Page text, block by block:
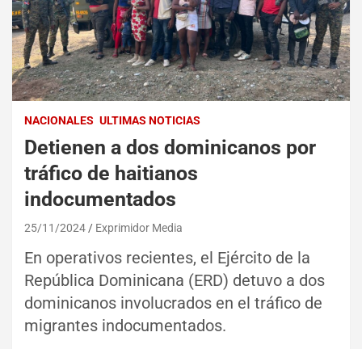
NACIONALES ULTIMAS NOTICIAS
Detienen a dos dominicanos por
tráfico de haitianos
indocumentados
25/11/2024 Exprimidor Media
En operativos recientes, el Ejército de la
República Dominicana (ERD) detuvo a dos
dominicanos involucrados en el tráfico de
migrantes indocumentados.